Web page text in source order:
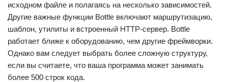
исходном файле и полагаясь на несколько зависимостей.
Другие важные функции Bottle включают маршрутизацию,
шаблон, утилиты и встроенный HTTP-сервер. Bottle
работает ближе к оборудованию, чем другие фреймворки.
Однако вам следует выбрать более сложную структуру,
если вы считаете, что ваша программа может занимать
более 500 строк кода.